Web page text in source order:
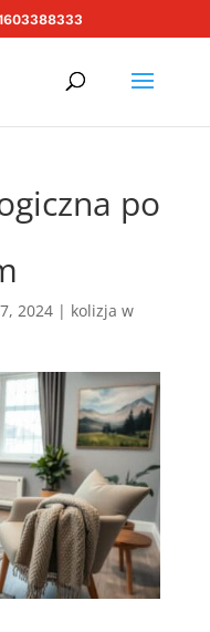
po
2024| kolizja w